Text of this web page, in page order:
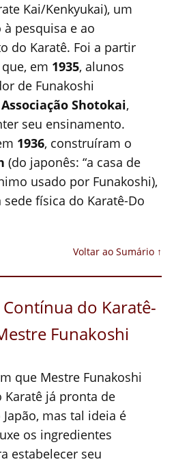
Kai/Kenkyukai), um
pesquisa e ao
do Karatê. Foi a partir
em 1935, alunos
de Funakoshi
Associação Shotokai,
seu ensinamento.
1936, construíram o
(do japonês: “a casa de
usado por Funakoshi),
física do Karatê-Do
Voltar ao Sumário ↑
do Karatê-
Funakoshi
que Mestre Funakoshi
Karatê já pronta de
mas tal ideia é
os ingredientes
estabelecer seu